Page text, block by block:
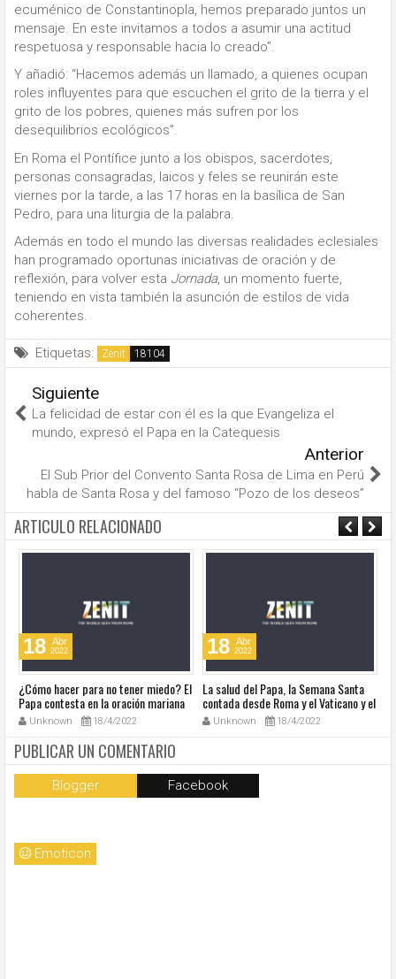
ecuménico de Constantinopla, hemos preparado juntos un
mensaje. En este invitamos a todos a asumir una actitud
respetuosa y responsable hacia lo creado”.
Y añadió: “Hacemos además un llamado, a quienes ocupan
roles influyentes para que escuchen el grito de la tierra y el
grito de los pobres, quienes más sufren por los
desequilibrios ecológicos”.
En Roma el Pontífice junto a los obispos, sacerdotes,
personas consagradas, laicos y feles se reunirán este
viernes por la tarde, a las 17 horas en la basílica de San
Pedro, para una liturgia de la palabra.
Además en todo el mundo las diversas realidades eclesiales
han programado oportunas iniciativas de oración y de
reflexión, para volver esta Jornada, un momento fuerte,
teniendo en vista también la asunción de estilos de vida
coherentes.
Etiquetas: Zenit
Siguiente
La felicidad de estar con él es la que Evangeliza el
mundo, expresó el Papa en la Catequesis
Anterior
El Sub Prior del Convento Santa Rosa de Lima en Perú
habla de Santa Rosa y del famoso “Pozo de los deseos”
ARTICULO RELACIONADO
18 Abr
2022
¿Cómo hacer para no tener miedo? El
Papa contesta en la oración mariana
de este lunes en la Plaza de San
Pedro
Unknown 18/4/2022
18 Abr
2022
La salud del Papa, la Semana Santa
contada desde Roma y el Vaticano y el
resumen de noticias en audio
Unknown 18/4/2022
PUBLICAR UN COMENTARIO
Blogger Facebook
Emoticon